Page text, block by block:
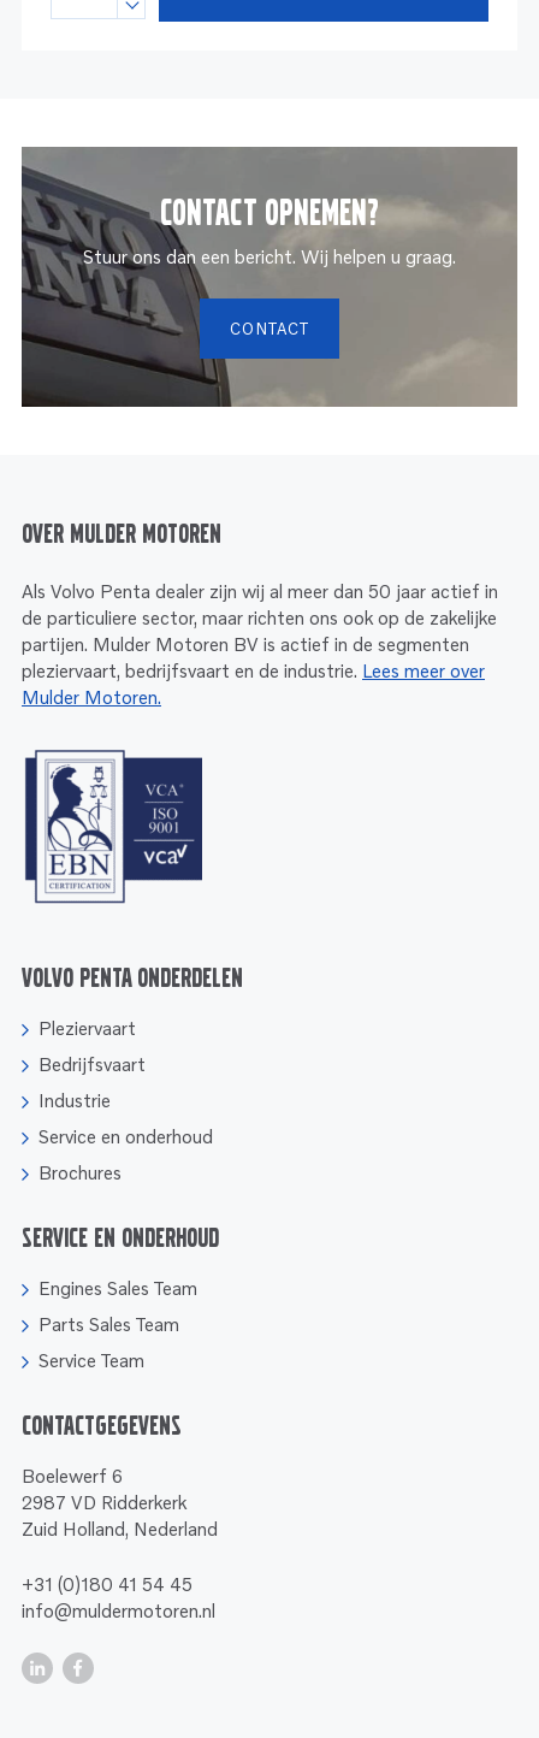
Contact opnemen?
Stuur ons dan een bericht. Wij helpen u graag.
CONTACT
Over Mulder Motoren
Als Volvo Penta dealer zijn wij al meer dan 50 jaar actief in
de particuliere sector, maar richten ons ook op de zakelijke
partijen. Mulder Motoren BV is actief in de segmenten
pleziervaart, bedrijfsvaart en de industrie. Lees meer over
Mulder Motoren.
Volvo Penta onderdelen
Pleziervaart
Bedrijfsvaart
Industrie
Service en onderhoud
Brochures
Service en onderhoud
Engines Sales Team
Parts Sales Team
Service Team
Contactgegevens
Boelewerf 6
2987 VD Ridderkerk
Zuid Holland, Nederland
+31 (0)180 41 54 45
info@muldermotoren.nl